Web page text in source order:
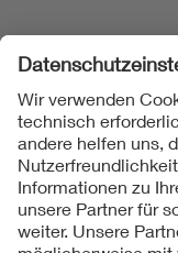
Folgen Sie uns